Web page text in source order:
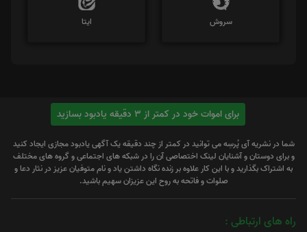
سروش ایتا
برای اموات خود در کمتر از 3 دقیقه یادبود بسازید
شما در نشریه آی پُرسِه می توانید در کمتر از چند دقیقه یک آگهی یادبود مجازی ایجاد کنید
و برای دوستان و آشنایان لینک اختصاصی آن را در شبکه های اجتماعی و گروه های مختلف
به اشتراک بگذارید و با این کار علاوه بر زنده نگاه داشتن یاد و نام متوفیان عزیز در نثار دعا و
صلوات و فاتحه به روح این عزیزان سهیم باشید.
راه های ارتباطی :